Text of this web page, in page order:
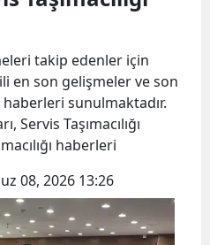
Bingöl
Bitlis
Bolu
Bursa
Çanakkale
takip edenler için
en son gelişmeler ve son
haberleri sunulmaktadır.
Servis Taşımacılığı
haberleri
08, 2026 13:26